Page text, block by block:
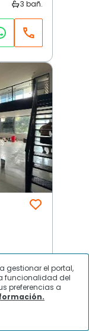
San
gestionar el portal,
funcionalidad del
preferencias a